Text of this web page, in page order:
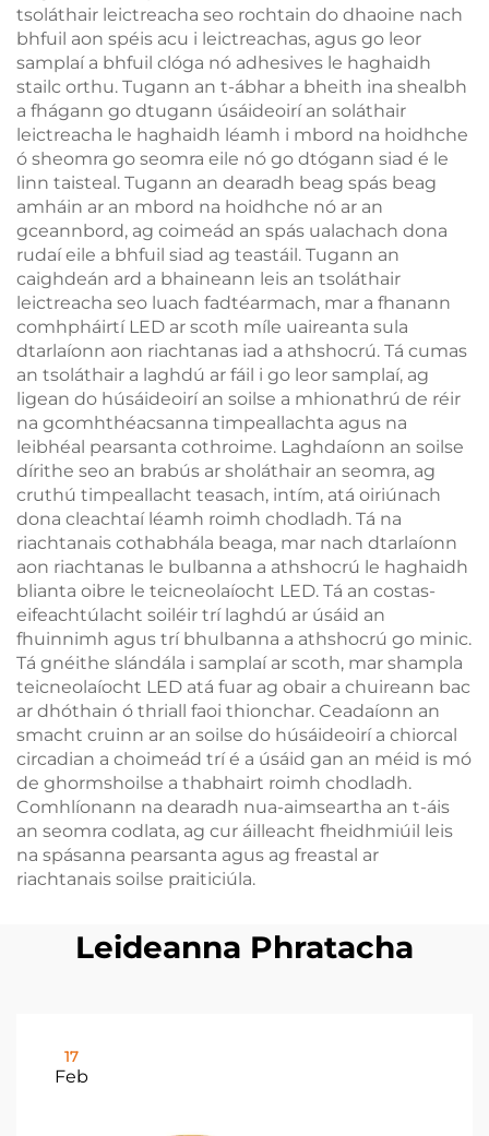
tsoláthair leictreacha seo rochtain do dhaoine nach
bhfuil aon spéis acu i leictreachas, agus go leor
samplaí a bhfuil clóga nó adhesives le haghaidh
stailc orthu. Tugann an t-ábhar a bheith ina shealbh
a fhágann go dtugann úsáideoirí an soláthair
leictreacha le haghaidh léamh i mbord na hoidhche
ó sheomra go seomra eile nó go dtógann siad é le
linn taisteal. Tugann an dearadh beag spás beag
amháin ar an mbord na hoidhche nó ar an
gceannbord, ag coimeád an spás ualachach dona
rudaí eile a bhfuil siad ag teastáil. Tugann an
caighdeán ard a bhaineann leis an tsoláthair
leictreacha seo luach fadtéarmach, mar a fhanann
comhpháirtí LED ar scoth míle uaireanta sula
dtarlaíonn aon riachtanas iad a athshocrú. Tá cumas
an tsoláthair a laghdú ar fáil i go leor samplaí, ag
ligean do húsáideoirí an soilse a mhionathrú de réir
na gcomhthéacsanna timpeallachta agus na
leibhéal pearsanta cothroime. Laghdaíonn an soilse
dírithe seo an brabús ar sholáthair an seomra, ag
cruthú timpeallacht teasach, intím, atá oiriúnach
dona cleachtaí léamh roimh chodladh. Tá na
riachtanais cothabhála beaga, mar nach dtarlaíonn
aon riachtanas le bulbanna a athshocrú le haghaidh
blianta oibre le teicneolaíocht LED. Tá an costas-
eifeachtúlacht soiléir trí laghdú ar úsáid an
fhuinnimh agus trí bhulbanna a athshocrú go minic.
Tá gnéithe slándála i samplaí ar scoth, mar shampla
teicneolaíocht LED atá fuar ag obair a chuireann bac
ar dhóthain ó thriall faoi thionchar. Ceadaíonn an
smacht cruinn ar an soilse do húsáideoirí a chiorcal
circadian a choimeád trí é a úsáid gan an méid is mó
de ghormshoilse a thabhairt roimh chodladh.
Comhlíonann na dearadh nua-aimseartha an t-áis
an seomra codlata, ag cur áilleacht fheidhmiúil leis
na spásanna pearsanta agus ag freastal ar
riachtanais soilse praiticiúla.
Leideanna Phratacha
17
Feb